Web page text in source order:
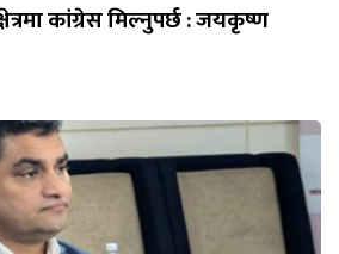
कांग्रेस मिल्नुपर्छ : जयकृष्ण